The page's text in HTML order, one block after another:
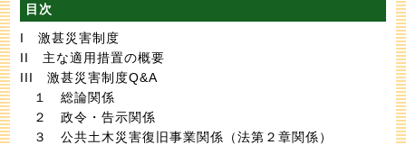
目次
I 激甚災害制度
II 主な適用措置の概要
III 激甚災害制度Q&A
１ 総論関係
２ 政令・告示関係
３ 公共土木災害復旧事業関係（法第２章関係）